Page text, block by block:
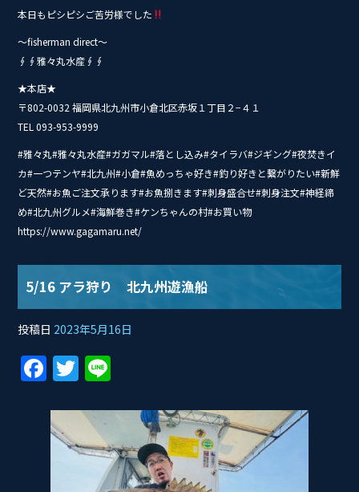
本日もピシピシご苦労様でした
〜fisherman direct〜
∮∮雅々丸水産∮∮
★本店★
〒802-0032 福岡県北九州市小倉北区赤坂１丁目２−４１
TEL 093-953-9999
#雅々丸#雅々丸水産#ガガマル#落とし込み#タイ‭ラバ#ジギング#夜焚きイ
カ#一つテンヤ#北九州#小倉#魚めっちゃ好き#釣り好きと繋がりたい#新鮮
ど天然#お魚ご注文承ります#お魚捌きます#刺身盛合せ#刺身注文#神経締
め#北九州グルメ#海鮮巻き#ケンちゃんの村#お買い物
https://www.gagamaru.net/
5/16 アラ狩り 北九州遊漁船
投稿日 2023年5月16日
F
a
c
e
T
w
itt
er
e